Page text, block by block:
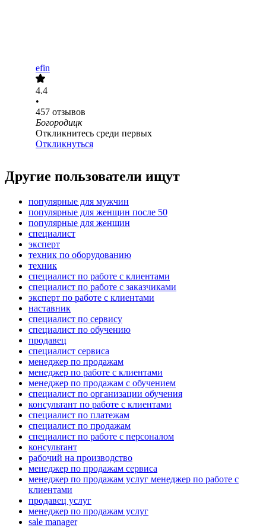
efin
4.4
•
457 отзывов
Богородицк
Откликнитесь среди первых
Откликнуться
Другие пользователи ищут
популярные для мужчин
популярные для женщин после 50
популярные для женщин
специалист
эксперт
техник по оборудованию
техник
специалист по работе с клиентами
специалист по работе с заказчиками
эксперт по работе с клиентами
наставник
специалист по сервису
специалист по обучению
продавец
специалист сервиса
менеджер по продажам
менеджер по работе с клиентами
менеджер по продажам с обучением
специалист по организации обучения
консультант по работе с клиентами
специалист по платежам
специалист по продажам
специалист по работе с персоналом
консультант
рабочий на производство
менеджер по продажам сервиса
менеджер по продажам услуг менеджер по работе с
клиентами
продавец услуг
менеджер по продажам услуг
sale manager